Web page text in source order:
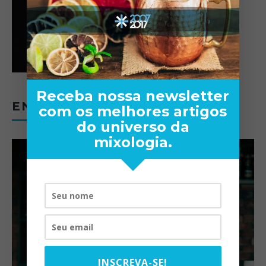
ENTREVISTAS
Receba nossa newsletter
com os melhores artigos
do universo da
mixologia.
INSCREVA-SE!